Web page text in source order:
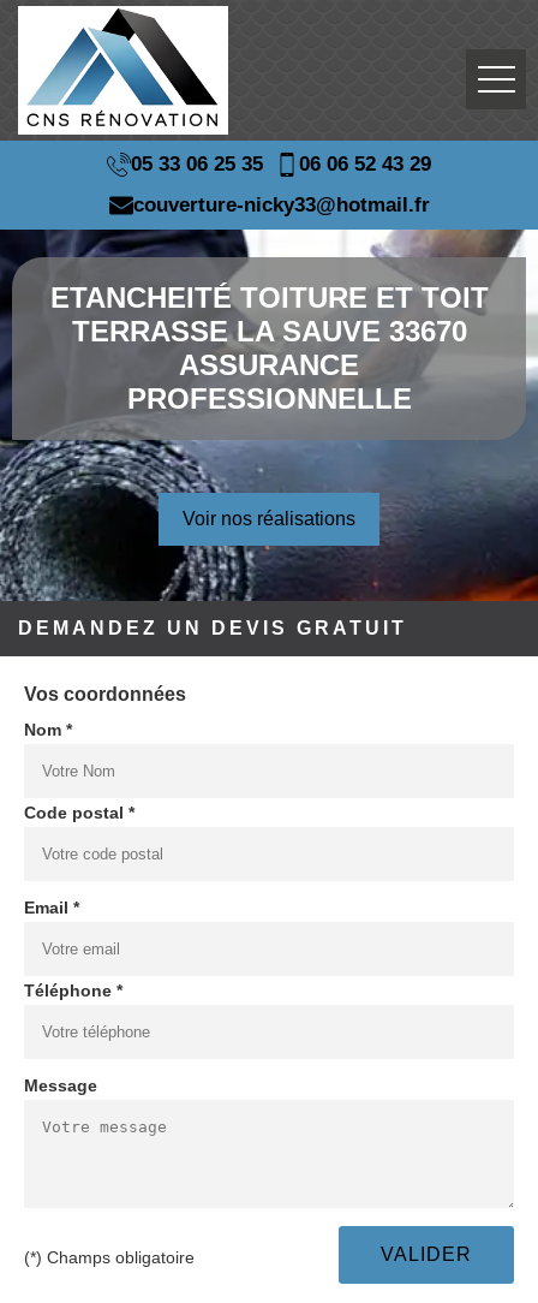
05 33 06 25 35
06 06 52 43 29
couverture-nicky33@hotmail.fr
ETANCHEITÉ TOITURE ET TOIT
TERRASSE LA SAUVE 33670
ASSURANCE
PROFESSIONNELLE
Voir nos réalisations
DEMANDEZ UN DEVIS GRATUIT
Vos coordonnées
Nom *
Code postal *
Email *
Téléphone *
Message
(*) Champs obligatoire